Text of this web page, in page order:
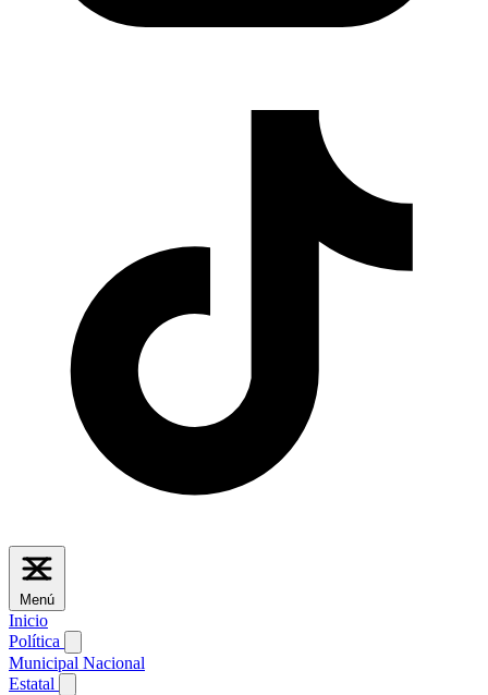
Menú
Inicio
Política
Municipal Nacional
Estatal